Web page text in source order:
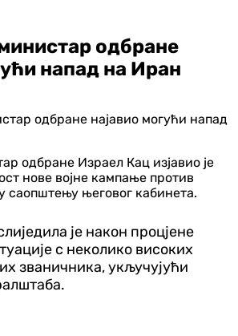
одбране
напад на Иран
одбране Израел Кац изјавио је
нове војне кампање против
саопштењу његовог кабинета.
је након процјене
с неколико високих
званичника, укључујући